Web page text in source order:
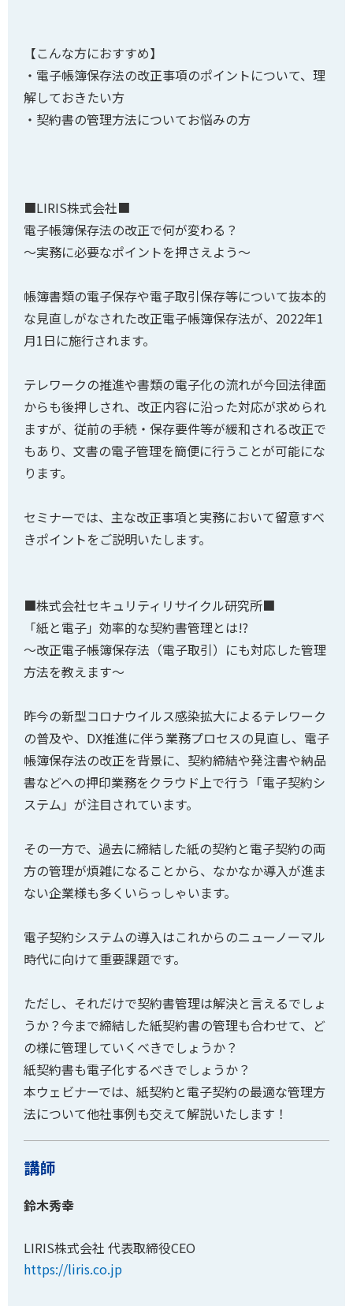
【こんな方におすすめ】
・電子帳簿保存法の改正事項のポイントについて、理
解しておきたい方
・契約書の管理方法についてお悩みの方
■LIRIS株式会社■
電子帳簿保存法の改正で何が変わる？
〜実務に必要なポイントを押さえよう〜
帳簿書類の電子保存や電子取引保存等について抜本的
な見直しがなされた改正電子帳簿保存法が、2022年1
月1日に施行されます。
テレワークの推進や書類の電子化の流れが今回法律面
からも後押しされ、改正内容に沿った対応が求められ
ますが、従前の手続・保存要件等が緩和される改正で
もあり、文書の電子管理を簡便に行うことが可能にな
ります。
セミナーでは、主な改正事項と実務において留意すべ
きポイントをご説明いたします。
■株式会社セキュリティリサイクル研究所■
「紙と電子」効率的な契約書管理とは!?
～改正電子帳簿保存法（電子取引）にも対応した管理
方法を教えます～
昨今の新型コロナウイルス感染拡大によるテレワーク
の普及や、DX推進に伴う業務プロセスの見直し、電子
帳簿保存法の改正を背景に、契約締結や発注書や納品
書などへの押印業務をクラウド上で行う「電子契約シ
ステム」が注目されています。
その一方で、過去に締結した紙の契約と電子契約の両
方の管理が煩雑になることから、なかなか導入が進ま
ない企業様も多くいらっしゃいます。
電子契約システムの導入はこれからのニューノーマル
時代に向けて重要課題です。
ただし、それだけで契約書管理は解決と言えるでしょ
うか？今まで締結した紙契約書の管理も合わせて、ど
の様に管理していくべきでしょうか？
紙契約書も電子化するべきでしょうか？
本ウェビナーでは、紙契約と電子契約の最適な管理方
法について他社事例も交えて解説いたします！
講師
鈴木秀幸
LIRIS株式会社 代表取締役CEO
https://liris.co.jp